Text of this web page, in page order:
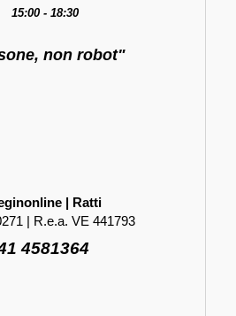
15:00 - 18:30
non robot"
| Ratti
| R.e.a. VE 441793
4581364